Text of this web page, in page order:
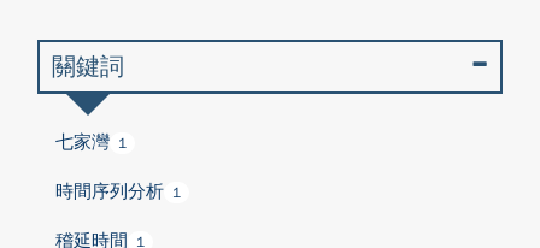
關鍵詞
七家灣 1
時間序列分析 1
稽延時間 1